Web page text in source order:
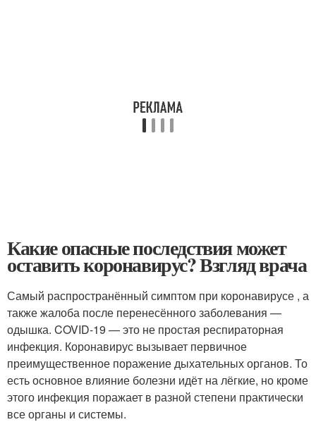
Какие опасные последствия может
оставить коронавирус? Взгляд врача
Самый распространённый симптом при коронавирусе , а
также жалоба после перенесённого заболевания —
одышка. COVID-19 — это не простая респираторная
инфекция. Коронавирус вызывает первичное
преимущественное поражение дыхательных органов. То
есть основное влияние болезни идёт на лёгкие, но кроме
этого инфекция поражает в разной степени практически
все органы и системы.